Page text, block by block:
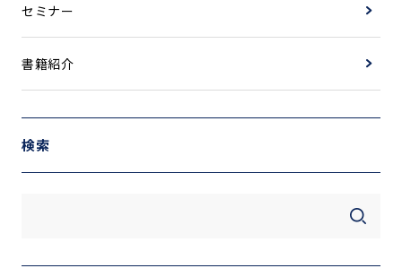
セミナー
書籍紹介
検索